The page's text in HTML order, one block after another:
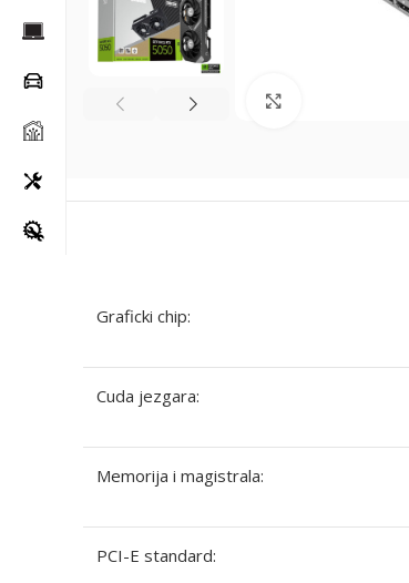
Graficki chip:
Cuda jezgara:
Memorija i magistrala:
PCI-E standard: